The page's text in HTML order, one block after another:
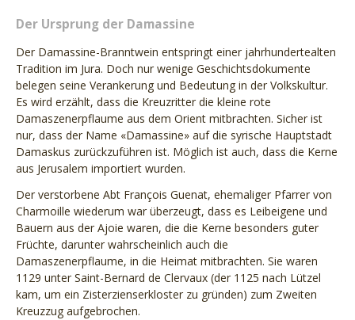
Der Ursprung der Damassine
Der Damassine-Branntwein entspringt einer jahrhundertealten
Tradition im Jura. Doch nur wenige Geschichtsdokumente
belegen seine Verankerung und Bedeutung in der Volkskultur.
Es wird erzählt, dass die Kreuzritter die kleine rote
Damaszenerpflaume aus dem Orient mitbrachten. Sicher ist
nur, dass der Name «Damassine» auf die syrische Hauptstadt
Damaskus zurückzuführen ist. Möglich ist auch, dass die Kerne
aus Jerusalem importiert wurden.
Der verstorbene Abt François Guenat, ehemaliger Pfarrer von
Charmoille wiederum war überzeugt, dass es Leibeigene und
Bauern aus der Ajoie waren, die die Kerne besonders guter
Früchte, darunter wahrscheinlich auch die
Damaszenerpflaume, in die Heimat mitbrachten. Sie waren
1129 unter Saint-Bernard de Clervaux (der 1125 nach Lützel
kam, um ein Zisterzienserkloster zu gründen) zum Zweiten
Kreuzzug aufgebrochen.